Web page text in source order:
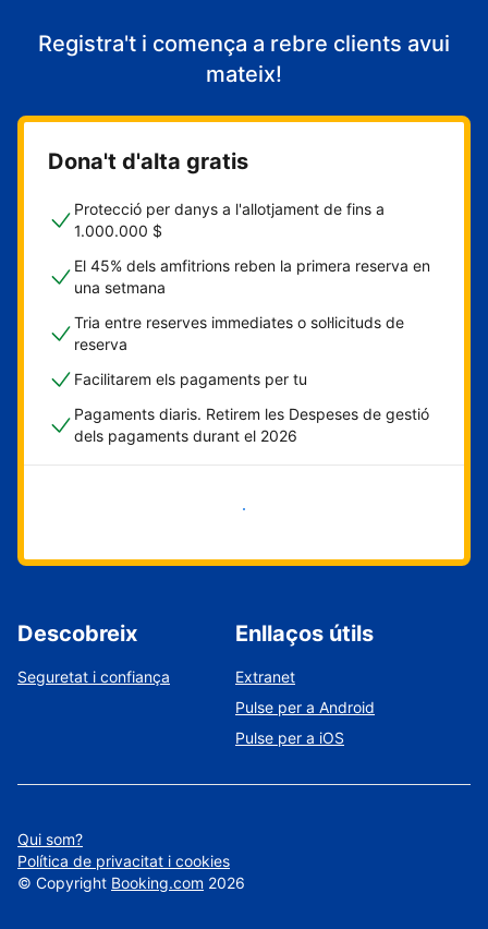
Registra't i comença a rebre clients avui
mateix!
Dona't d'alta gratis
Protecció per danys a l'allotjament de fins a
1.000.000 $
El 45% dels amfitrions reben la primera reserva en
una setmana
Tria entre reserves immediates o sol·licituds de
reserva
Facilitarem els pagaments per tu
Pagaments diaris. Retirem les Despeses de gestió
dels pagaments durant el 2026
Comença ara
Descobreix
Seguretat i confiança
Enllaços útils
Extranet
Pulse per a Android
Pulse per a iOS
Qui som?
Política de privacitat i cookies
© Copyright Booking.com 2026